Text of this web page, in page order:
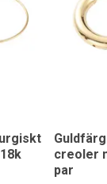
creoler
par